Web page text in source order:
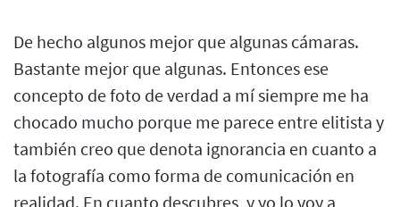
De hecho algunos mejor que algunas cámaras.
Bastante mejor que algunas. Entonces ese
concepto de foto de verdad a mí siempre me ha
chocado mucho porque me parece entre elitista y
también creo que denota ignorancia en cuanto a
la fotografía como forma de comunicación en
realidad. En cuanto descubres, y yo lo voy a